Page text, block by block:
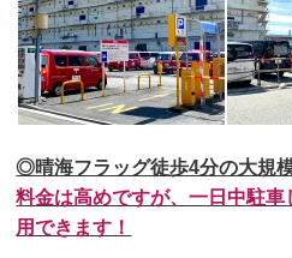
◎晴海フラッグ徒歩4分の大規
料金は高めですが、一日中駐
用できます！